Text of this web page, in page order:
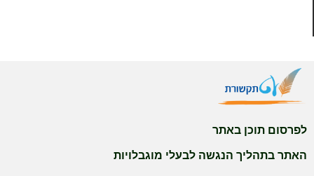
לפרסום תוכן באתר
האתר בתהליך הנגשה לבעלי מוגבלויות